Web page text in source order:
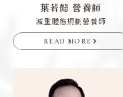
葉若懿 營養師
減重體態規劃營養師
READ MORE